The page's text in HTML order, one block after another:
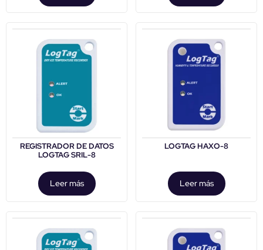
REGISTRADOR DE DATOS
LOGTAG SRIL-8
Leer más
LOGTAG HAXO-8
Leer más